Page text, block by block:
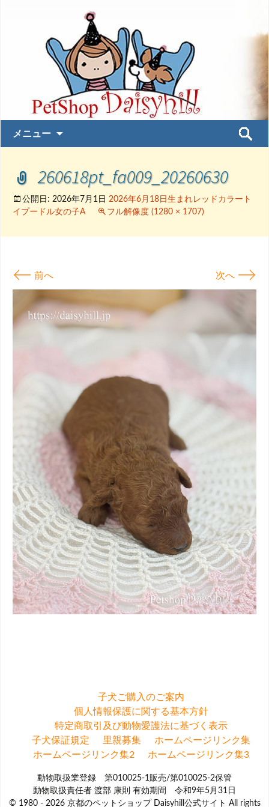
メニュー
ン
ツ
へ
ス
検
260618pt_fa009_20260630
公開日: 2026年7月1日 2026年6月18日生まれレッドカラート
イプードル女の子A
フル解像度 (1280 × 1707)
← 前へ 次へ →
子犬ご購入のご案内
個人情報保護に関する基本方針
特定商取引及び動物愛護法に基づく表示
子犬保証規定
里親募集
ホームページリンク集
ホームページリンク集2
ホームページリンク集3
動物取扱業登録 第010025-1販売/第010025-2保管
動物取扱責任者 渡部 康則 有効期間 令和9年5月31日
© 1980 - 2026 京都のペットショップ Daisyhill公式サイト All rights